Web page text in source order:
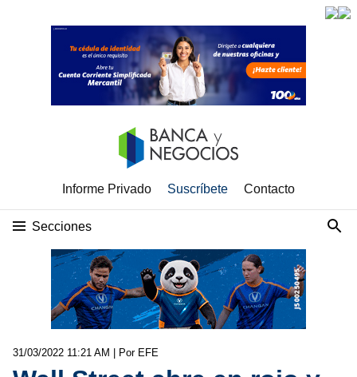
Informe Privado Suscríbete Contacto
Secciones
31/03/2022 11:21 AM | Por EFE